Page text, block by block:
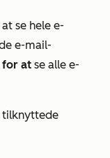
se hele e-
e-mail-
for at se alle e-
tilknyttede